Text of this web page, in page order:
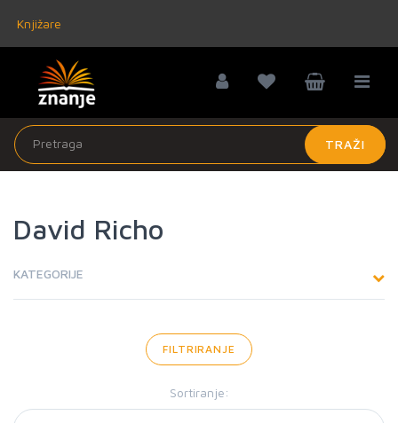
Knjižare
TRAŽI
David Richo
KATEGORIJE
FILTRIRANJE
Sortiranje: